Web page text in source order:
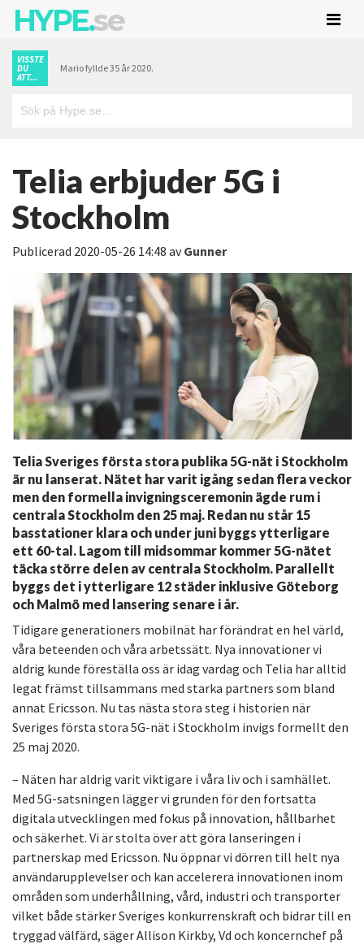
HYPE.se
VISSTE
DU
ATT...
Mario fyllde 35 år 2020.
Telia erbjuder 5G i
Stockholm
Publicerad 2020-05-26 14:48 avGunner
Telia Sveriges första stora publika 5G-nät i Stockholm
är nu lanserat. Nätet har varit igång sedan flera veckor
men den formella invigningsceremonin ägde rum i
centrala Stockholm den 25 maj. Redan nu står 15
basstationer klara och under juni byggs ytterligare
ett 60-tal. Lagom till midsommar kommer 5G-nätet
täcka större delen av centrala Stockholm. Parallellt
byggs det i ytterligare 12 städer inklusive Göteborg
och Malmö med lansering senare i år.
Tidigare generationers mobilnät har förändrat en hel värld,
våra beteenden och våra arbetssätt. Nya innovationer vi
aldrig kunde föreställa oss är idag vardag och Telia har alltid
legat främst tillsammans med starka partners som bland
annat Ericsson. Nu tas nästa stora steg i historien när
Sveriges första stora 5G-nät i Stockholm invigs formellt den
25 maj 2020.
– Näten har aldrig varit viktigare i våra liv och i samhället.
Med 5G-satsningen lägger vi grunden för den fortsatta
digitala utvecklingen med fokus på innovation, hållbarhet
och säkerhet. Vi är stolta över att göra lanseringen i
partnerskap med Ericsson. Nu öppnar vi dörren till helt nya
användarupplevelser och kan accelerera innovationen inom
områden som underhållning, vård, industri och transporter
vilket både stärker Sveriges konkurrenskraft och bidrar till en
tryggad välfärd, säger Allison Kirkby, Vd och koncernchef på